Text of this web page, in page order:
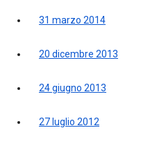
31 marzo 2014
20 dicembre 2013
24 giugno 2013
27 luglio 2012